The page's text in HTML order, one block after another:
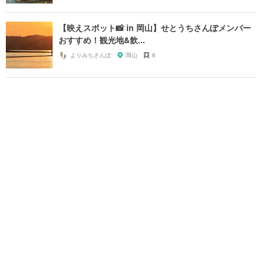
【映えスポット📸 in 岡山】せとうちさんぽメンバー
おすすめ！観光地&飲...
よりみちさんぽ 岡山 8